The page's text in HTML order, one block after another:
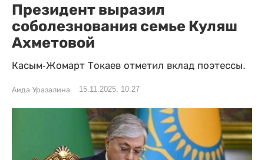
Президент выразил
соболезнования семье Куляш
Ахметовой
Касым-Жомарт Токаев отметил вклад поэтессы.
Аида Уразалина 15.11.2025, 10:27